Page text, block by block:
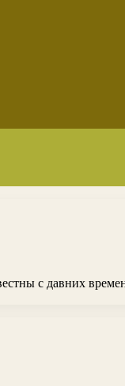
с давних